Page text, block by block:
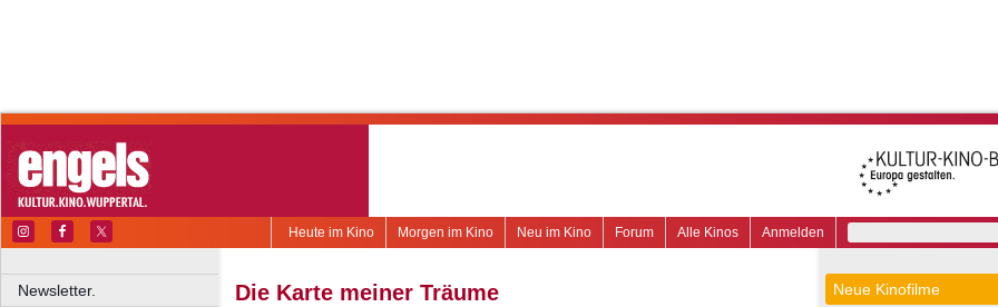
Anmelden
Alle Kinos
Forum
Neu im Kino
Morgen im Kino
Heute im Kino
Newsletter.
Die Karte meiner Träume Neue Kinofilme